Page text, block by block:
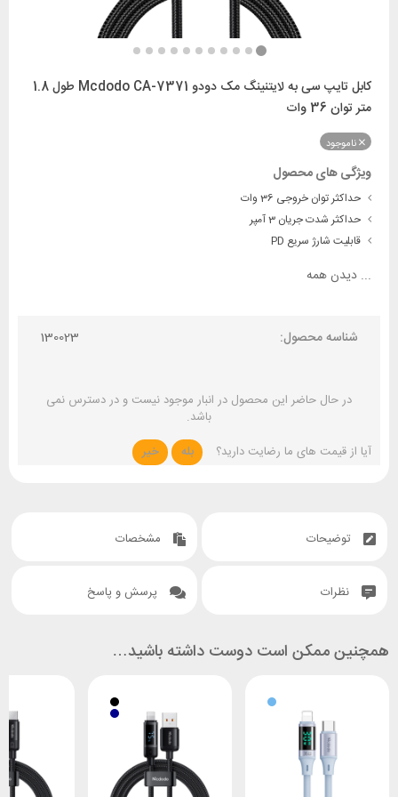
کابل تایپ سی به لایتنینگ مک دودو Mcdodo CA-7371 طول 1.8
متر توان 36 وات
ناموجود
ویژگی های محصول
حداکثر توان خروجی 36 وات
حداکثر شدت جریان 3 آمپر
قابلیت شارژ سریع PD
... دیدن همه
شناسه محصول: 130023
در حال حاضر این محصول در انبار موجود نیست و در دسترس نمی
باشد.
آیا از قیمت های ما رضایت دارید؟
بله خیر
توضیحات مشخصات
نظرات پرسش و پاسخ
همچنین ممکن است دوست داشته باشید…